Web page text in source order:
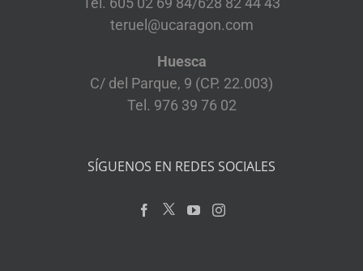
teruel@ucaragon.com
Huesca
C/ del Parque, 9 (CP. 22.003)
Tel. 976 39 76 02
SÍGUENOS EN REDES SOCIALES